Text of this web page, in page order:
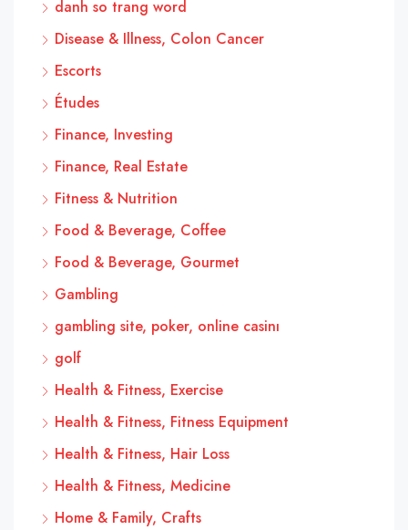
danh so trang word
Disease & Illness, Colon Cancer
Escorts
Études
Finance, Investing
Finance, Real Estate
Fitness & Nutrition
Food & Beverage, Coffee
Food & Beverage, Gourmet
Gambling
gambling site, poker, online casinı
golf
Health & Fitness, Exercise
Health & Fitness, Fitness Equipment
Health & Fitness, Hair Loss
Health & Fitness, Medicine
Home & Family, Crafts